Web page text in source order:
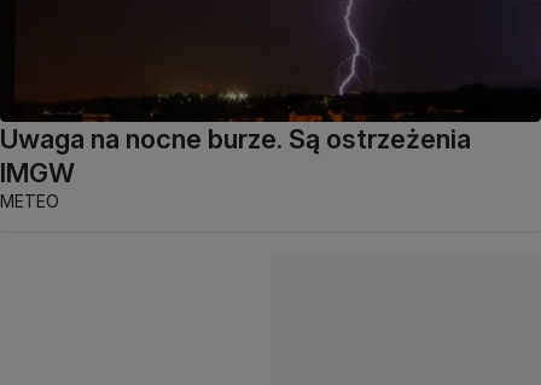
Uwaga na nocne burze. Są ostrzeżenia
IMGW
METEO